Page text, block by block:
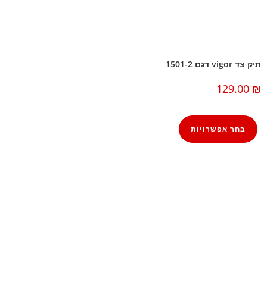
תיק צד vigor דגם 1501-2
129.00 ₪
בחר אפשרויות